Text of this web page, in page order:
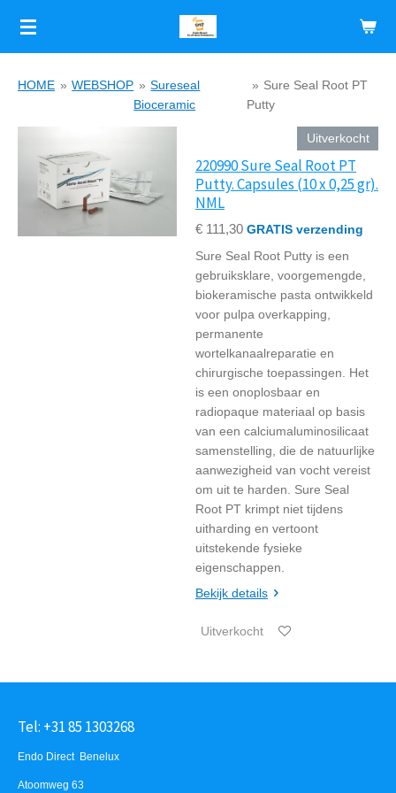
Ga
direct
naar
hoofdinhoud
HOME » WEBSHOP » Sureseal
Bioceramic
» Sure Seal Root PT
Putty
Uitverkocht
220990 Sure Seal Root PT
Putty. Capsules (10 x 0,25 gr).
NML
€ 111,30 GRATIS verzending
Sure Seal Root Putty is een
gebruiksklare, voorgemengde,
biokeramische pasta ontwikkeld
voor pulpa overkapping,
permanente
wortelkanaalreparatie en
chirurgische toepassingen. Het
is een onoplosbaar en
radiopaque materiaal op basis
van een calciumaluminosilicaat
samenstelling, die de natuurlijke
aanwezigheid van vocht vereist
om uit te harden. Sure Seal
Root PT krimpt niet tijdens
uitharding en vertoont
uitstekende fysieke
eigenschappen.
Bekijk details
Uitverkocht
Tel: +31 85 1303268
Endo Direct Benelux
Atoomweg 63